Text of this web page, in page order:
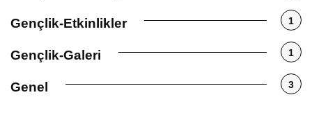
Gençlik-Etkinlikler 1
Gençlik-Galeri 1
Genel 3